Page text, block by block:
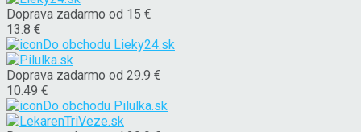
Doprava zadarmo od 15 €
13.8 €
Do obchodu Lieky24.sk
Doprava zadarmo od 29.9 €
10.49 €
Do obchodu Pilulka.sk